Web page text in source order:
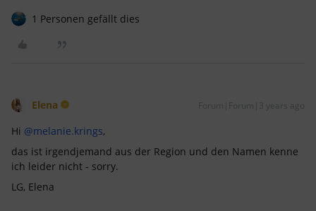
1 Personen gefällt dies
Elena Forum|Forum|3 years ago
Hi @melanie.krings,
das ist irgendjemand aus der Region und den Namen kenne
ich leider nicht - sorry.
LG, Elena